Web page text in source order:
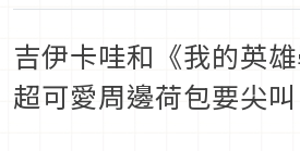
吉伊卡哇和《我的英
超可愛周邊荷包要尖叫